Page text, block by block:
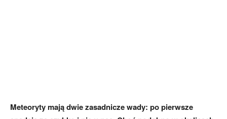
Meteoryty mają dwie zasadnicze wady: po pierwsze